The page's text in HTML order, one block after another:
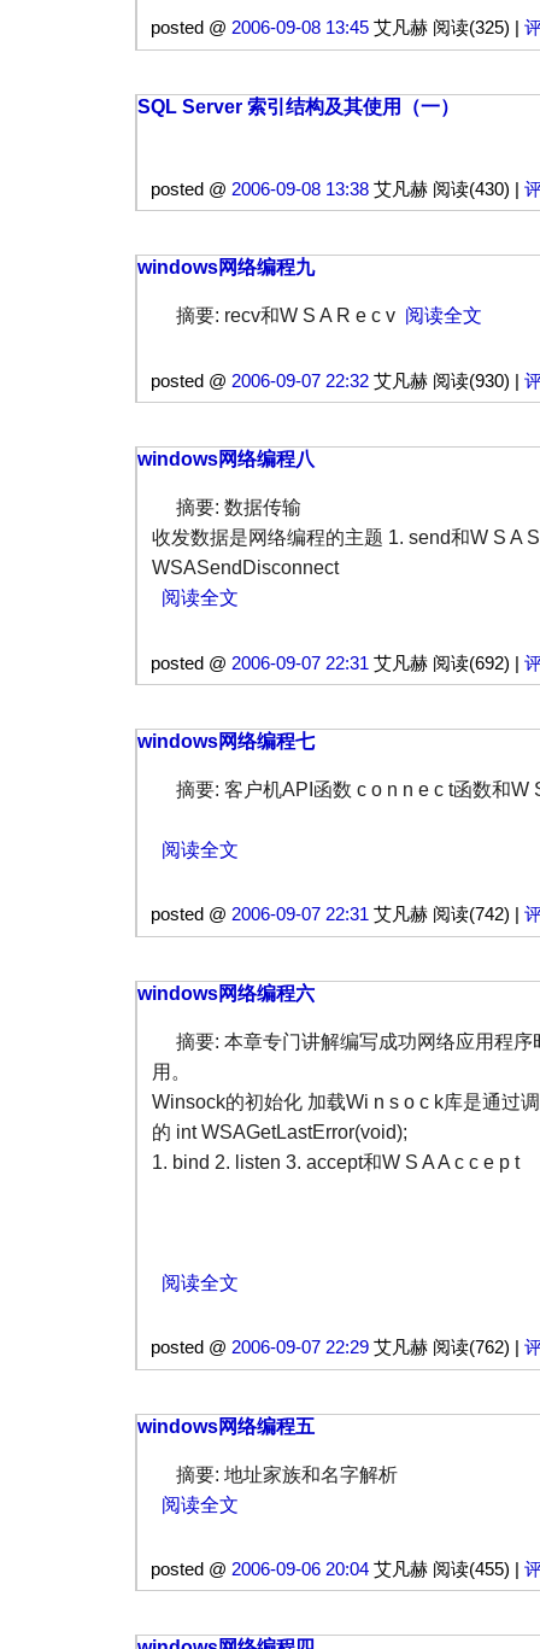
posted @ 2006-09-08 13:45艾凡赫 阅读(325) |
SQL Server 索引结构及其使用（一）
posted @ 2006-09-08 13:38艾凡赫 阅读(430) |
windows网络编程九
摘要: recv和W S A R e c v 阅读全文
posted @ 2006-09-07 22:32艾凡赫 阅读(930) |
windows网络编程八
摘要: 数据传输
收发数据是网络编程的主题 1. send和W S A
WSASendDisconnect
阅读全文
posted @ 2006-09-07 22:31 艾凡赫 阅读(692) |
windows网络编程七
摘要: 客户机API函数 c o n n e c t函数和W
阅读全文
posted @ 2006-09-07 22:31艾凡赫 阅读(742) |
windows网络编程六
摘要: 本章专门讲解编写成功网络应用程序
用。
Winsock的初始化 加载Wi n s o c k库是通过
的 int WSAGetLastError(void);
1. bind 2. listen 3. accept和W S A A c c e p t
阅读全文
posted @ 2006-09-07 22:29艾凡赫 阅读(762) |
windows网络编程五
摘要: 地址家族和名字解析
阅读全文
posted @ 2006-09-06 20:04艾凡赫 阅读(455) |